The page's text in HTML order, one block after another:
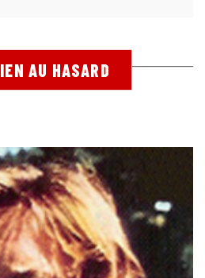
AU HASARD